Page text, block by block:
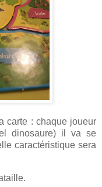
carte : chaque joueur
dinosaure) il va se
caractéristique sera